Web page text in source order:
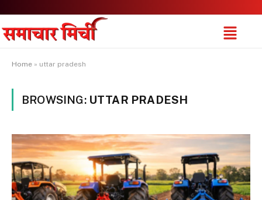
Home » uttar pradesh
BROWSING: UTTAR PRADESH